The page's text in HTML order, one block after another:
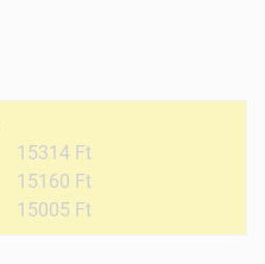
15314 Ft
15160 Ft
15005 Ft